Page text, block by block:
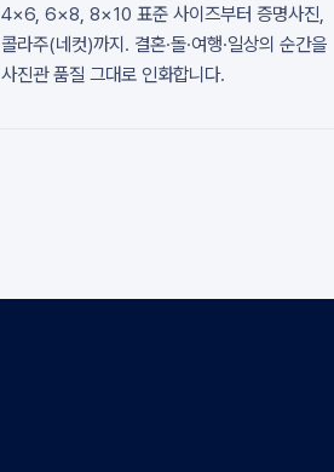
4×6, 6×8, 8×10 표준 사이즈부터 증명사진,
콜라주(네컷)까지. 결혼·돌·여행·일상의 순간을
사진관 품질 그대로 인화합니다.